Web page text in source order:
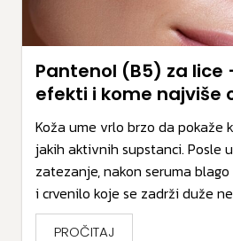
Pantenol (B5) za lice
efekti i kome najviše
Koža ume vrlo brzo da pokaže
jakih aktivnih supstanci. Posle
zatezanje, nakon seruma
i crvenilo koje se zadrži duže
PROČITAJ